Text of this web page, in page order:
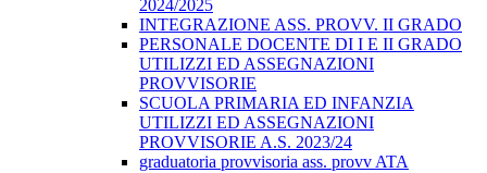
2024/2025
INTEGRAZIONE ASS. PROVV. II GRADO
PERSONALE DOCENTE DI I E II GRADO
UTILIZZI ED ASSEGNAZIONI
PROVVISORIE
SCUOLA PRIMARIA ED INFANZIA
UTILIZZI ED ASSEGNAZIONI
PROVVISORIE A.S. 2023/24
graduatoria provvisoria ass. provv ATA